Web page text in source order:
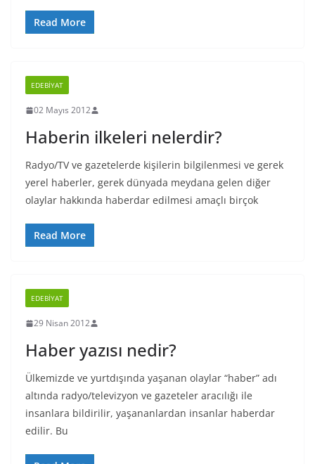
Read More
EDEBIYAT
02 Mayıs 2012
Haberin ilkeleri nelerdir?
Radyo/TV ve gazetelerde kişilerin bilgilenmesi ve gerek
yerel haberler, gerek dünyada meydana gelen diğer
olaylar hakkında haberdar edilmesi amaçlı birçok
Read More
EDEBIYAT
29 Nisan 2012
Haber yazısı nedir?
Ülkemizde ve yurtdışında yaşanan olaylar “haber” adı
altında radyo/televizyon ve gazeteler aracılığı ile
insanlara bildirilir, yaşananlardan insanlar haberdar
edilir. Bu